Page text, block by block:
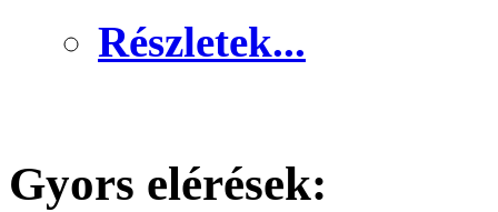
Részletek...
Gyors elérések: